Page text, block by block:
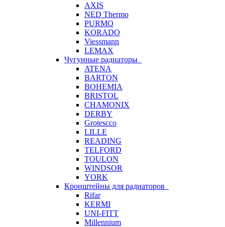
AXIS
NED Thermo
PURMO
KORADO
Viessmann
LEMAX
Чугунные радиаторы
ATENA
BARTON
BOHEMIA
BRISTOL
CHAMONIX
DERBY
Grotescco
LILLE
READING
TELFORD
TOULON
WINDSOR
YORK
Кронштейны для радиаторов
Rifar
KERMI
UNI-FITT
Millennium